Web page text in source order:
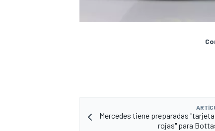
Mercedes tiene preparadas
rojas" para